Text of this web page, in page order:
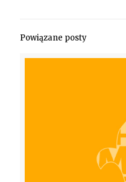
Powiązane posty